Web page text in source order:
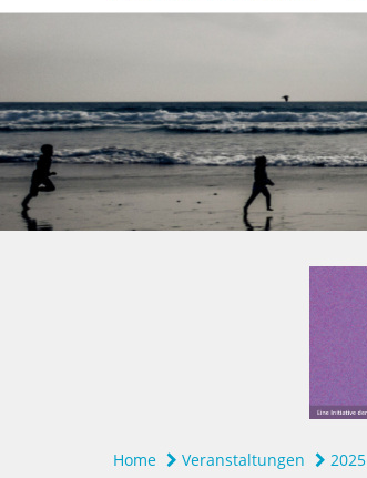
Home Veranstaltungen 2025